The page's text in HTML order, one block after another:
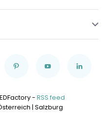
- RSS feed
| Salzburg